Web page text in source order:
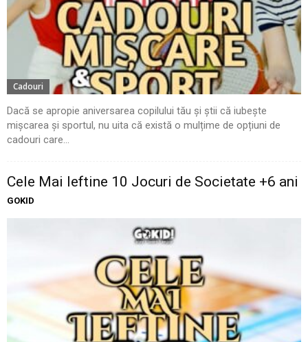
Cadouri
Dacă se apropie aniversarea copilului tău și știi că iubește
mișcarea și sportul, nu uita că există o mulțime de opțiuni de
cadouri care...
Cele Mai Ieftine 10 Jocuri de Societate +6 ani
GOKID